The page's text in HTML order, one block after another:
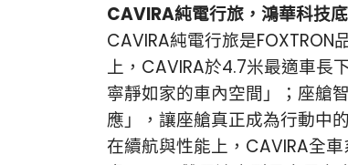
CAVIRA純電行旅，鴻華科技
CAVIRA純電行旅是
上，CAVIRA於4.7米最適車長
寧靜如家的車內空間」；座艙
應」，讓座艙真正成為行動中
在續航與性能上，CAVIRA全